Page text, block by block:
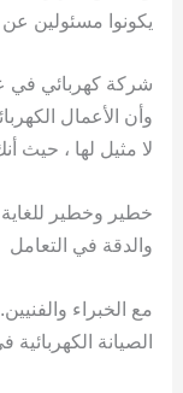
يكونوا مسئولين عن
شركة كهربائي في
وأن الأعمال
لا مثيل لها ، حيث
خطير وخطير للغاية
والدقة في التعامل
مع الخبراء
الصيانة